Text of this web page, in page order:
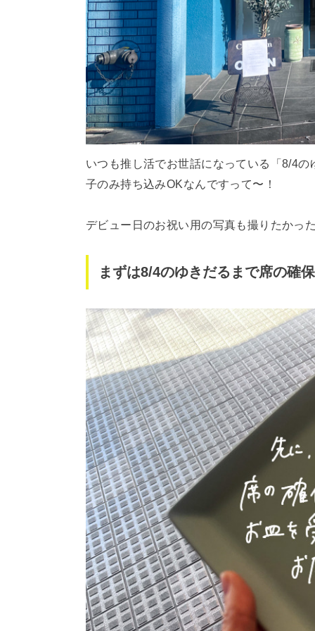
いつも推し活でお世話になっている「8/4
子のみ持ち込みOKなんですって〜！
デビュー日のお祝い用の写真も撮りたかっ
まずは8/4のゆきだるまで席の確